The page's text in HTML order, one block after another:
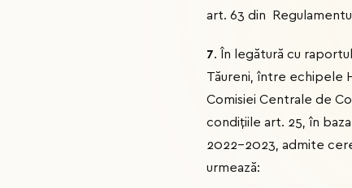
art. 63 din
7. În legătură cu
Tăureni, între echipele
Comisiei Centrale de
condițiile art. 25, în
2022-2023, admite
urmează: